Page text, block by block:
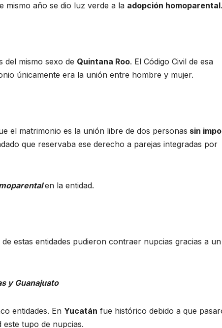
mismo año se dio luz verde a la adopción homoparental.
del mismo sexo de Quintana Roo. El Código Civil de esa
únicamente era la unión entre hombre y mujer.
el matrimonio es la unión libre de dos personas sin
que reservaba ese derecho a parejas integradas por
en la entidad.
estas entidades pudieron contraer nupcias gracias a un
y Guanajuato
entidades. En Yucatán fue histórico debido a que
este tupo de nupcias.